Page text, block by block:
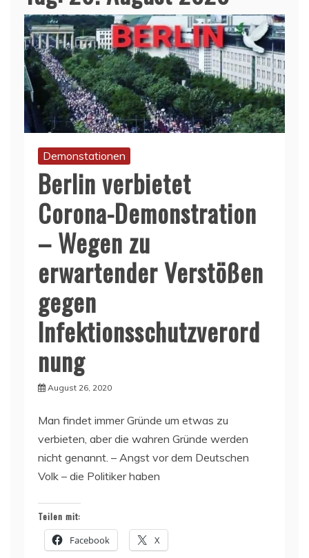
Demonstationen
Berlin verbietet
Corona-Demonstration
– Wegen zu
erwartender Verstößen
gegen
Infektionsschutzverord
nung
August 26, 2020
Man findet immer Gründe um etwas zu
verbieten, aber die wahren Gründe werden
nicht genannt. – Angst vor dem Deutschen
Volk – die Politiker haben
Teilen mit:
Facebook X